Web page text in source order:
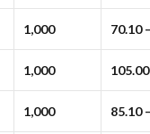
1,000 70.10
1,000
1,000 85.10